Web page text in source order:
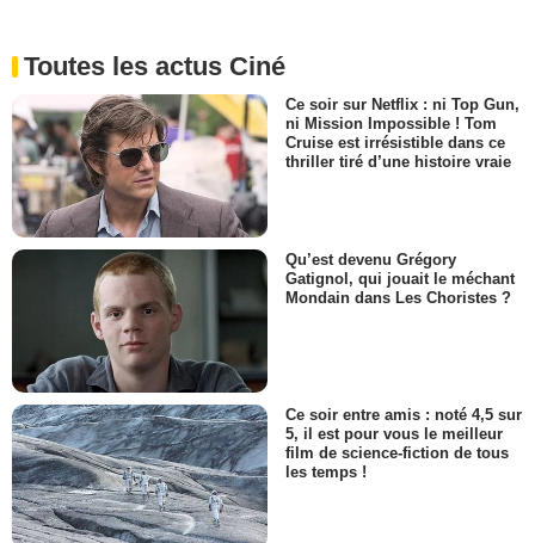
Toutes les actus Ciné
Ce soir sur Netflix : ni Top Gun,
ni Mission Impossible ! Tom
Cruise est irrésistible dans ce
thriller tiré d’une histoire vraie
Qu’est devenu Grégory
Gatignol, qui jouait le méchant
Mondain dans Les Choristes ?
Ce soir entre amis : noté 4,5 sur
5, il est pour vous le meilleur
film de science-fiction de tous
les temps !